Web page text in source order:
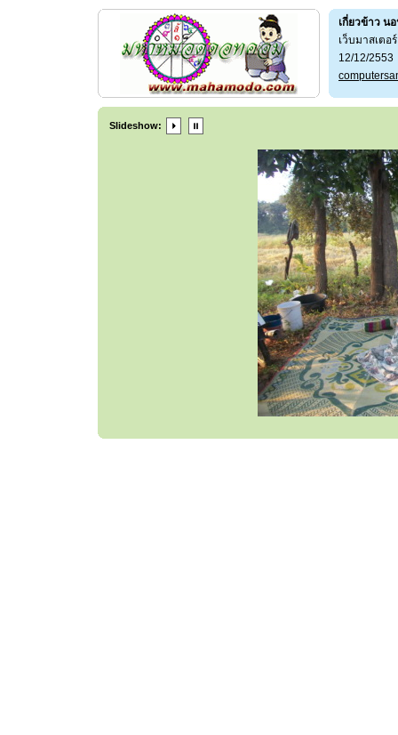
เกี่ยวข้าว น
เว็บมาสเต
12/12/2553
Slideshow: